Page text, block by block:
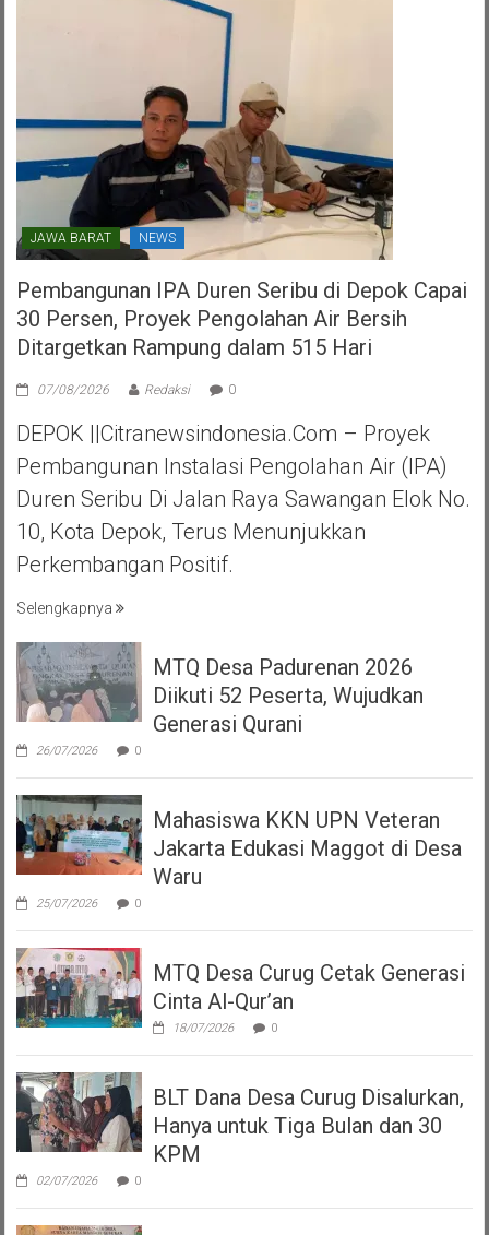
JAWA BARAT NEWS
Pembangunan IPA Duren Seribu di Depok Capai
30 Persen, Proyek Pengolahan Air Bersih
Ditargetkan Rampung dalam 515 Hari
07/08/2026 Redaksi 0
DEPOK ||Citranewsindonesia.com – Proyek
Pembangunan Instalasi Pengolahan Air (IPA)
Duren Seribu Di Jalan Raya Sawangan Elok No.
10, Kota Depok, Terus Menunjukkan
Perkembangan Positif.
Selengkapnya
MTQ Desa Padurenan 2026
Diikuti 52 Peserta, Wujudkan
Generasi Qurani
26/07/2026 0
Mahasiswa KKN UPN Veteran
Jakarta Edukasi Maggot di Desa
Waru
25/07/2026 0
MTQ Desa Curug Cetak Generasi
Cinta Al-Qur’an
18/07/2026 0
BLT Dana Desa Curug Disalurkan,
Hanya untuk Tiga Bulan dan 30
KPM
02/07/2026 0